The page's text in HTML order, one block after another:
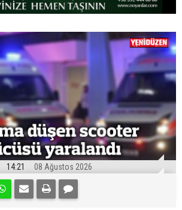
14:21 08 Ağustos 2026